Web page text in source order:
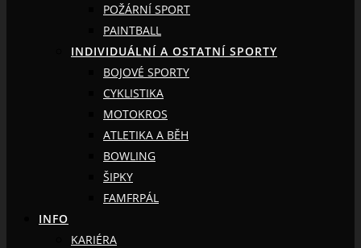
POŽÁRNÍ SPORT
PAINTBALL
INDIVIDUÁLNÍ A OSTATNÍ SPORTY
BOJOVÉ SPORTY
CYKLISTIKA
MOTOKROS
ATLETIKA A BĚH
BOWLING
ŠIPKY
FAMFRPÁL
INFO
KARIÉRA